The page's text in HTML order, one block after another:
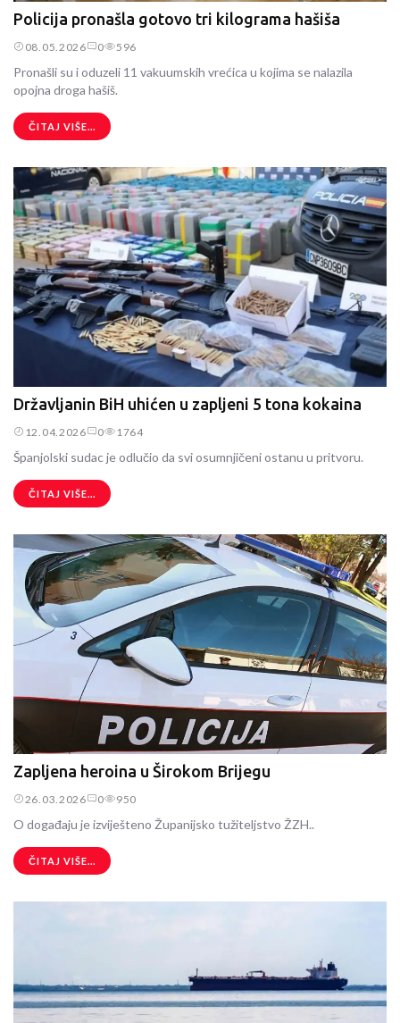
Policija pronašla gotovo tri kilograma hašiša
08.05.2026 0 596
Pronašli su i oduzeli 11 vakuumskih vrećica u kojima se nalazila
opojna droga hašiš.
ČITAJ VIŠE...
Državljanin BiH uhićen u zapljeni 5 tona kokaina
12.04.2026 0 1764
Španjolski sudac je odlučio da svi osumnjičeni ostanu u pritvoru.
ČITAJ VIŠE...
Zapljena heroina u Širokom Brijegu
26.03.2026 0 950
O događaju je izviješteno Županijsko tužiteljstvo ŽZH..
ČITAJ VIŠE...